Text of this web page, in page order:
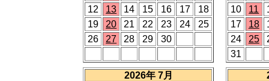
12
13 14 15 16 17
18
19
20 21 22 23 24
25
26
27 28 29 30
10
11
17
18
24
25
31
2026年 7月